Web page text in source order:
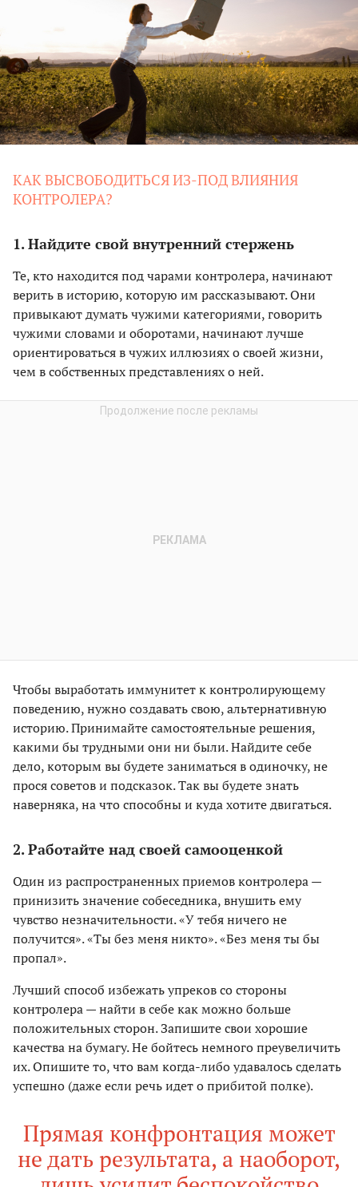
КАК ВЫСВОБОДИТЬСЯ ИЗ-ПОД ВЛИЯНИЯ
КОНТРОЛЕРА?
1. Найдите свой внутренний стержень
Те, кто находится под чарами контролера, начинают
верить в историю, которую им рассказывают. Они
привыкают думать чужими категориями, говорить
чужими словами и оборотами, начинают лучше
ориентироваться в чужих иллюзиях о своей жизни,
чем в собственных представлениях о ней.
Чтобы выработать иммунитет к контролирующему
поведению, нужно создавать свою, альтернативную
историю. Принимайте самостоятельные решения,
какими бы трудными они ни были. Найдите себе
дело, которым вы будете заниматься в одиночку, не
прося советов и подсказок. Так вы будете знать
наверняка, на что способны и куда хотите двигаться.
2. Работайте над своей самооценкой
Один из распространенных приемов контролера —
принизить значение собеседника, внушить ему
чувство незначительности. «У тебя ничего не
получится». «Ты без меня никто». «Без меня ты бы
пропал».
Лучший способ избежать упреков со стороны
контролера — найти в себе как можно больше
положительных сторон. Запишите свои хорошие
качества на бумагу. Не бойтесь немного преувеличить
их. Опишите то, что вам когда-либо удавалось сделать
успешно (даже если речь идет о прибитой полке).
Прямая конфронтация может
не дать результата, а наоборот,